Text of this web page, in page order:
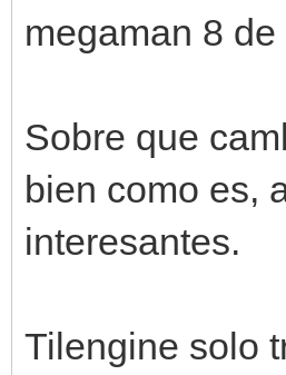
megaman 8
Sobre que
bien como es,
interesantes.
Tilengine solo